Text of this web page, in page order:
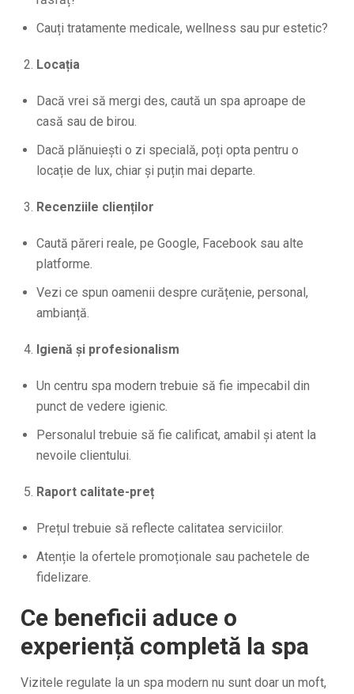
Cauți tratamente medicale, wellness sau pur estetic?
Locația
Dacă vrei să mergi des, caută un spa aproape de
casă sau de birou.
Dacă plănuiești o zi specială, poți opta pentru o
locație de lux, chiar și puțin mai departe.
Recenziile clienților
Caută păreri reale, pe Google, Facebook sau alte
platforme.
Vezi ce spun oamenii despre curățenie, personal,
ambianță.
Igienă și profesionalism
Un centru spa modern trebuie să fie impecabil din
punct de vedere igienic.
Personalul trebuie să fie calificat, amabil și atent la
nevoile clientului.
Raport calitate-preț
Prețul trebuie să reflecte calitatea serviciilor.
Atenție la ofertele promoționale sau pachetele de
fidelizare.
Ce beneficii aduce o
experiență completă la spa
Vizitele regulate la un spa modern nu sunt doar un moft,